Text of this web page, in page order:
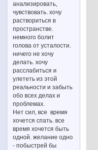
анализировать,
чувствовать. хочу
раствориться в
пространстве.
немного болит
голова от усталости.
ничего не хочу
делать. хочу
расслабиться и
улететь из этой
реальности и забыть
обо всех делах и
проблемах.
Нет сил, все время
хочется спать. все
время хочется быть
одной. желание одно
- побыстрей бы